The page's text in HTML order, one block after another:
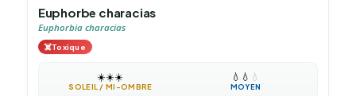
Euphorbe characias
Euphorbia characias
☠️Toxique
☀️☀️☀️
SOLEIL / MI-OMBRE
💧 💧 💧
MOYEN